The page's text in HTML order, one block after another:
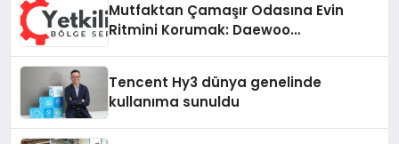
Mutfaktan Çamaşır Odasına Evin
Ritmini Korumak: Daewoo
Tencent Hy3 dünya genelinde
kullanıma sunuldu